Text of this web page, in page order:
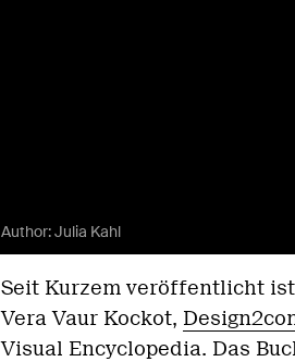
Author:Julia Kahl
Seit Kurzem veröffentlicht
Vera Vaur Kockot,
Visual Encyclopedia. Das